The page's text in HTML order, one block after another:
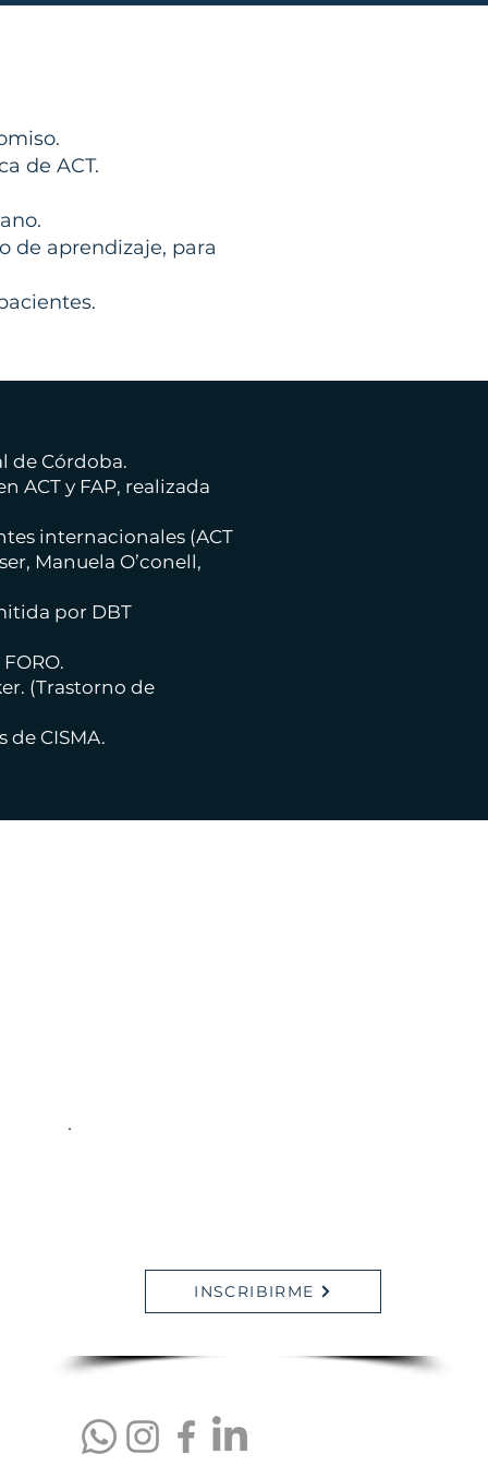
de ACT.
de aprendizaje, para
de Córdoba.
ACT y FAP, realizada
internacionales (ACT
Manuela O’conell,
por DBT
(Trastorno de
CISMA.
INSCRIBIRME